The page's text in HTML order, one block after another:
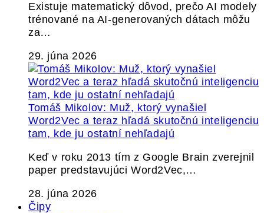
Existuje matematický dôvod, prečo AI modely
trénované na AI-generovaných dátach môžu
za…
29. júna 2026
Tomáš Mikolov: Muž, ktorý vynašiel
Word2Vec a teraz hľadá skutočnú inteligenciu
tam, kde ju ostatní nehľadajú
Keď v roku 2013 tím z Google Brain zverejnil
paper predstavujúci Word2Vec,…
28. júna 2026
Čipy